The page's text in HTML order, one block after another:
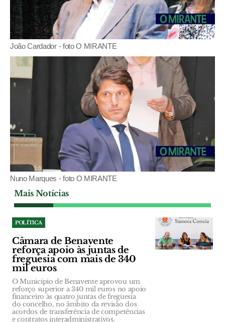
João Cardador - foto O MIRANTE
Nuno Marques - foto O MIRANTE
Mais Notícias
POLÍTICA
Câmara de Benavente
reforça apoio às juntas de
freguesia com mais de 340
mil euros
O Município de Benavente aprovou um
reforço superior a 340 mil euros no apoio
financeiro às quatro juntas de freguesia
do concelho, no âmbito da revisão dos
acordos de transferência de competências
e contratos interadministrativos.